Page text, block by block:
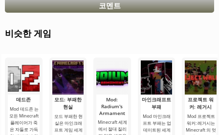
코멘트
비슷한 게임
데드존
Mod 데드존 는
모든 Minecraft
플레이어가 죽
은 자들로 가득
모드: 부패한
현실
모드 부패한 현
실은 마인크래
프트 게임 세계
Mod:
Radium's
Armament
Minecraft 세계
에서 절대 질리
마인크래프트
부패
Mod 마인크래
프트 부패는 업
데이트된 세계
프로젝트 워
커: 레거시
Mod 프로젝트
워커: 레거시는
Minecraft 의 멋